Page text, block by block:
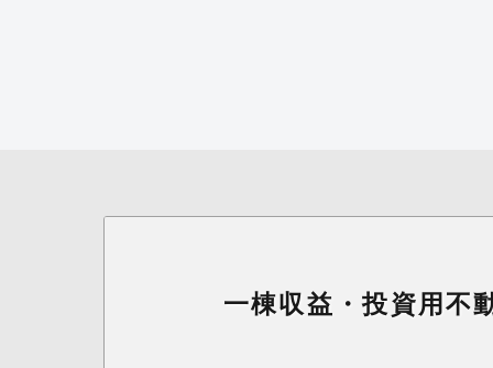
一棟収益・投資用不